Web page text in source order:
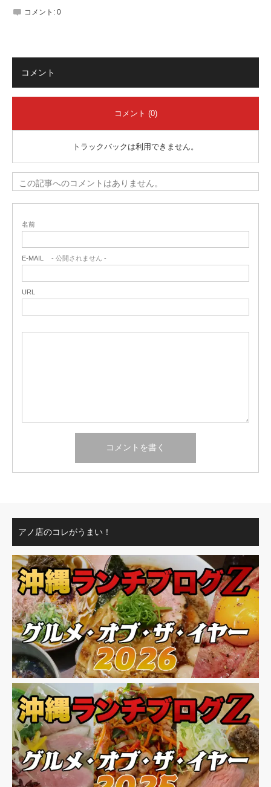
コメント: 0
コメント
コメント (0)
トラックバックは利用できません。
この記事へのコメントはありません。
名前
E-MAIL - 公開されません -
URL
アノ店のコレがうまい！